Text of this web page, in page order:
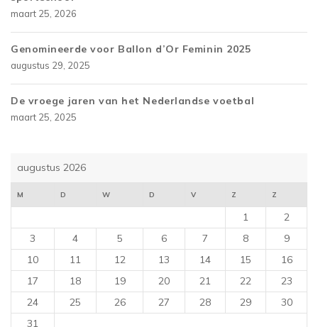
maart 25, 2026
Genomineerde voor Ballon d’Or Feminin 2025
augustus 29, 2025
De vroege jaren van het Nederlandse voetbal
maart 25, 2025
augustus 2026
M D W D V Z Z
1
2
3
4 5 6 7 8
9
10
11 12 13 14 15
16
17
18 19 20 21 22
23
24
25 26 27 28 29
30
31